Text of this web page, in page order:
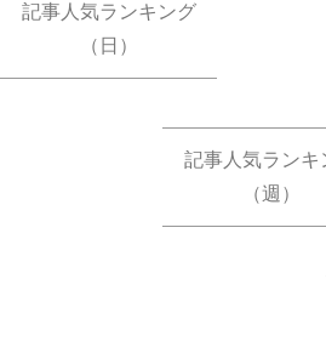
記事人気ランキング
（日）
記事人気ランキ
（週）